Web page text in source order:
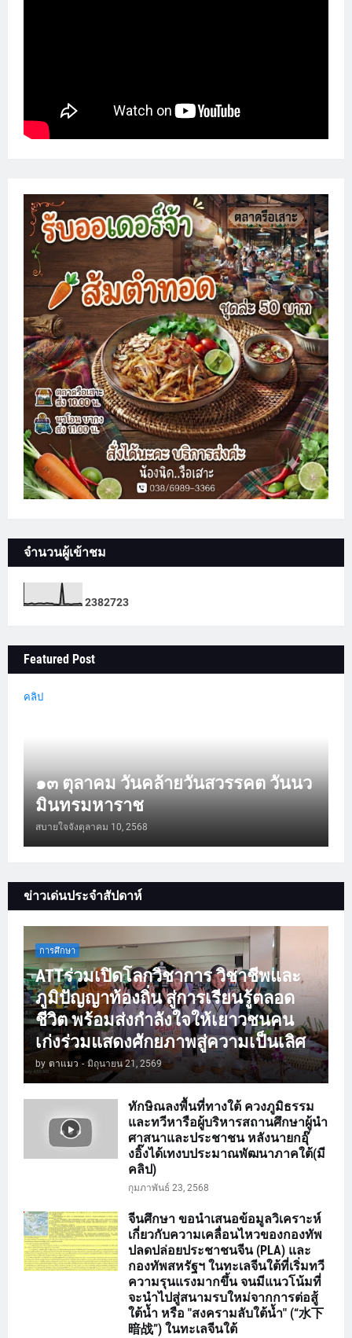
จำนวนผู้เข้าชม
2382723
Featured Post
คลิป
๑๓ ตุลาคม วันคล้ายวันสวรรคต วันนว
มินทรมหาราช
สบายใจจังตุลาคม 10, 2568
ข่าวเด่นประจำสัปดาห์
การศึกษา
ATTร่วมเปิดโลกวิชาการ วิชาชีพและ
ภูมิปัญญาท้องถิ่น สู่การเรียนรู้ตลอด
ชีวิต พร้อมส่งกำลังใจให้เยาวชนคน
เก่งร่วมแสดงศักยภาพสู่ความเป็นเลิศ
by ตาแมว - มิถุนายน 21, 2569
ทักษิณลงพื้นที่ทางใต้ ควงภูมิธรรม
และทวีหารือผู้บริหารสถานศึกษาผู้นำ
ศาสนาและประชาชน หลังนายกอุ๊
งอิ๊งได้เทงบประมาณพัฒนาภาคใต้(มี
คลิป)
กุมภาพันธ์ 23, 2568
จีนศึกษา ขอนำเสนอข้อมูลวิเคราะห์
เกี่ยวกับความเคลื่อนไหวของกองทัพ
ปลดปล่อยประชาชนจีน (PLA) และ
กองทัพสหรัฐฯ ในทะเลจีนใต้ที่เริ่มทวี
ความรุนแรงมากขึ้น จนมีแนวโน้มที่
จะนำไปสู่สนามรบใหม่จากการต่อสู้
ใต้น้ำ หรือ "สงครามลับใต้น้ำ" (“水下
暗战”) ในทะเลจีนใต้